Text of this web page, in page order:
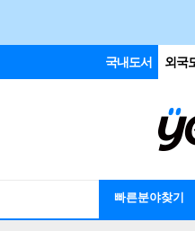
국내도서 외국
빠른분야찾기